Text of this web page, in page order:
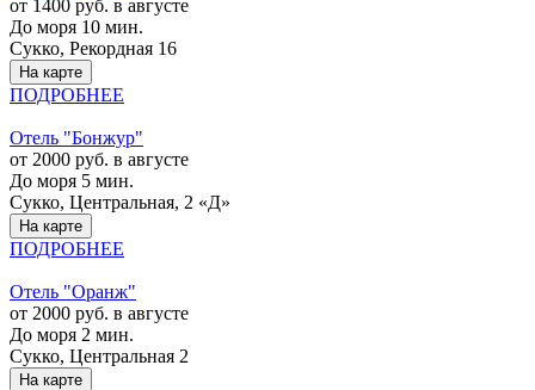
от 1400 руб. в августе
До моря 10 мин.
Сукко, Рекордная 16
На карте
ПОДРОБНЕЕ
Отель "Бонжур"
от 2000 руб. в августе
До моря 5 мин.
Сукко, Центральная, 2 «Д»
На карте
ПОДРОБНЕЕ
Отель "Оранж"
от 2000 руб. в августе
До моря 2 мин.
Сукко, Центральная 2
На карте